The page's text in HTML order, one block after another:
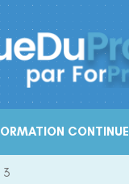
CONTINUE
3